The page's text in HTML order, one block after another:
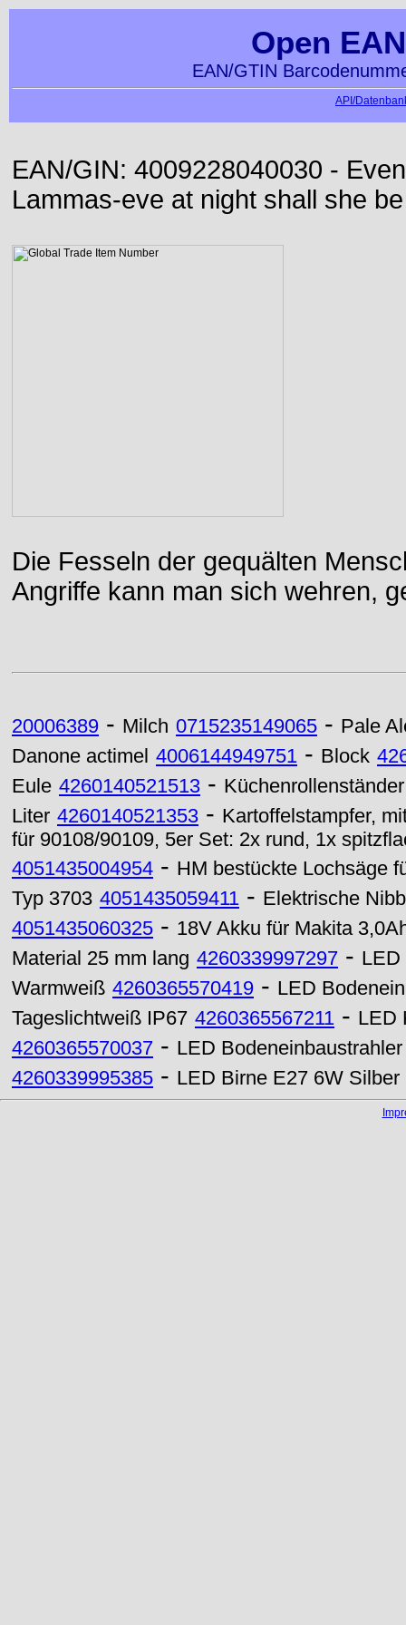
Open
EAN/GTIN
API/
EAN/GIN: 4009228040030 -
Lammas-eve at night shall she
Die Fesseln der gequälten
Angriffe kann man sich wehren,
20006389 - Milch 0715235149065 - Pale
Danone actimel 4006144949751 - Block
Eule 4260140521513 - Küchenrollenständer
Liter 4260140521353 - Kartoffelstampfer,
für 90108/90109, 5er Set: 2x rund, 1x
4051435004954 - HM bestückte Lochsäge
Typ 3703 4051435059411 - Elektrische
4051435060325 - 18V Akku für Makita
Material 25 mm lang 4260339997297 - LED
Warmweiß 4260365570419 - LED
Tageslichtweiß IP67 4260365567211 - LED
4260365570037 - LED
4260339995385 - LED Birne E27 6W